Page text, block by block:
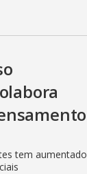
tem aumentado